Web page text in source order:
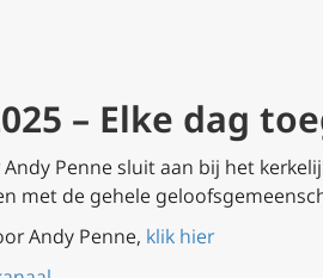
– Elke dag
Penne sluit aan bij het
met de gehele
Andy Penne, klik hier